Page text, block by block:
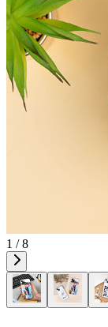
1 / 8